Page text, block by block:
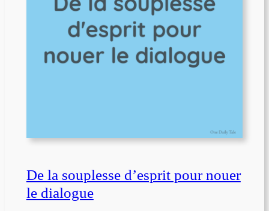
De la souplesse d’esprit pour nouer
le dialogue